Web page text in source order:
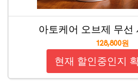
아토케어 오브제 무선
128,800원
현재 할인중인지